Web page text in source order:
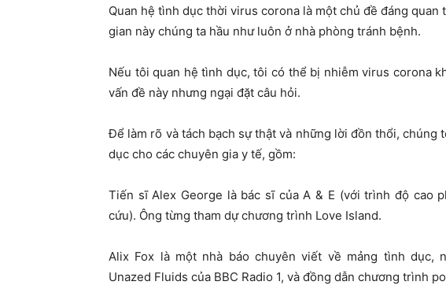
Quan hệ tình dục thời virus corona là một chủ đề đáng quan
gian này chúng ta hầu như luôn ở nhà phòng tránh bệnh.
Nếu tôi quan hệ tình dục, tôi có thể bị nhiễm virus corona
vấn đề này nhưng ngại đặt câu hỏi.
Để làm rõ và tách bạch sự thật và những lời đồn thổi, chúng
dục cho các chuyên gia y tế, gồm:
Tiến sĩ Alex George là bác sĩ của A & E (với trình độ cao
cứu). Ông từng tham dự chương trình Love Island.
Alix Fox là một nhà báo chuyên viết về mảng tình dục,
Unazed Fluids của BBC Radio 1, và đồng dẫn chương trình